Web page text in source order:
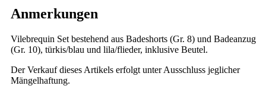
Anmerkungen
Vilebrequin Set bestehend aus Badeshorts (Gr. 8) und Badeanzug
(Gr. 10), türkis/blau und lila/flieder, inklusive Beutel.
Der Verkauf dieses Artikels erfolgt unter Ausschluss jeglicher
Mängelhaftung.